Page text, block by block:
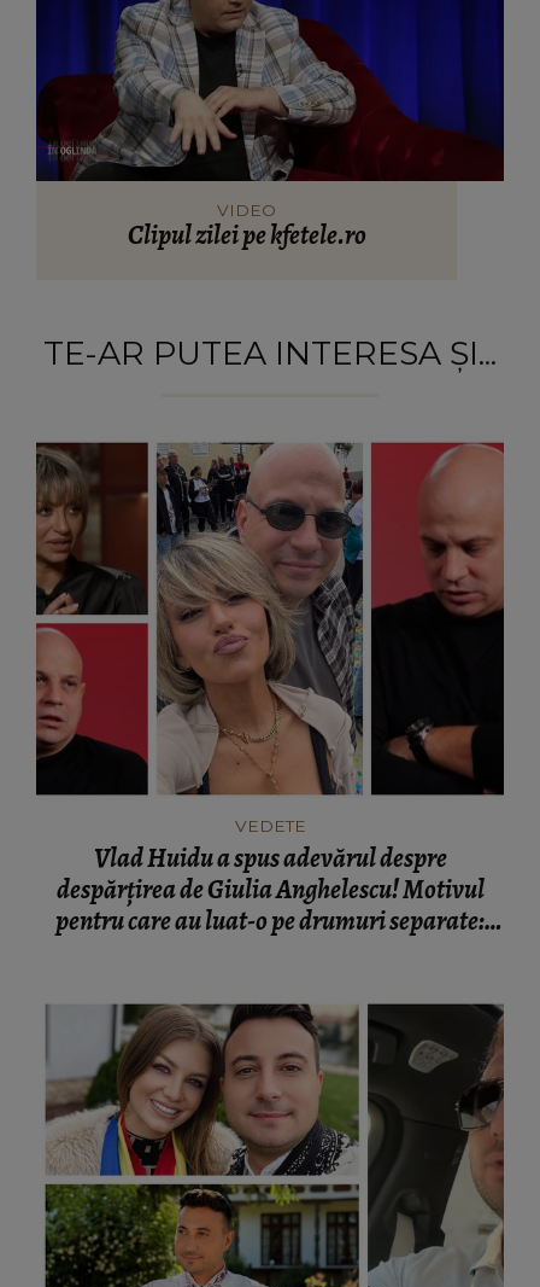
VIDEO
Clipul zilei pe kfetele.ro
TE-AR PUTEA INTERESA ȘI...
VEDETE
Vlad Huidu a spus adevărul despre
despărțirea de Giulia Anghelescu! Motivul
pentru care au luat-o pe drumuri separate: